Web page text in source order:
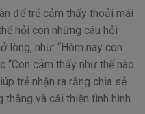
để trẻ cảm thấy thoải mái
hỏi con những câu hỏi
lòng, như: “Hôm nay con
“Con cảm thấy như thế nào
trẻ nhận ra rằng chia sẻ
và cải thiện tình hình.